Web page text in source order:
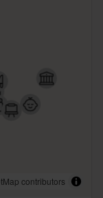
contributors